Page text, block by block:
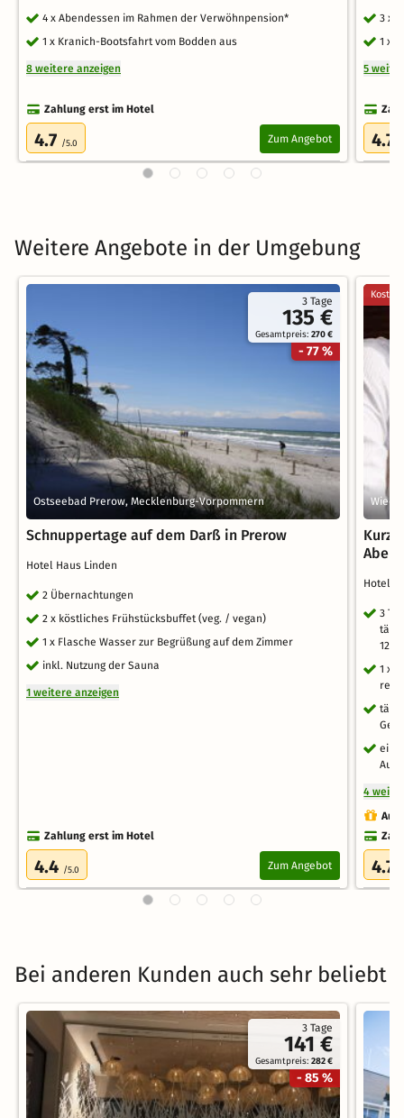
4 x Abendessen im Rahmen der Verwöhnpension*
1 x Kranich-Bootsfahrt vom Bodden aus
8 weitere anzeigen
Zahlung erst im Hotel
4.7 /5.0 Zum Angebot
3 x
1 x
5
4.7
Weitere Angebote in der Umgebung
3 Tage
135 €
Gesamtpreis:270 €
- 77 %
Ostseebad Prerow, Mecklenburg-Vorpommern
Schnuppertage auf dem Darß in Prerow
Hotel Haus Linden
2 Übernachtungen
2 x köstliches Frühstücksbuffet (veg. / vegan)
1 x Flasche Wasser zur Begrüßung auf dem Zimmer
inkl. Nutzung der Sauna
1 weitere anzeigen
Zahlung erst im Hotel
4.4 /5.0 Zum Angebot
Wieck
Hotel
3
12
1 x
ein
4
4.7
Bei anderen Kunden auch sehr beliebt
3 Tage
141 €
Gesamtpreis:282 €
- 85 %